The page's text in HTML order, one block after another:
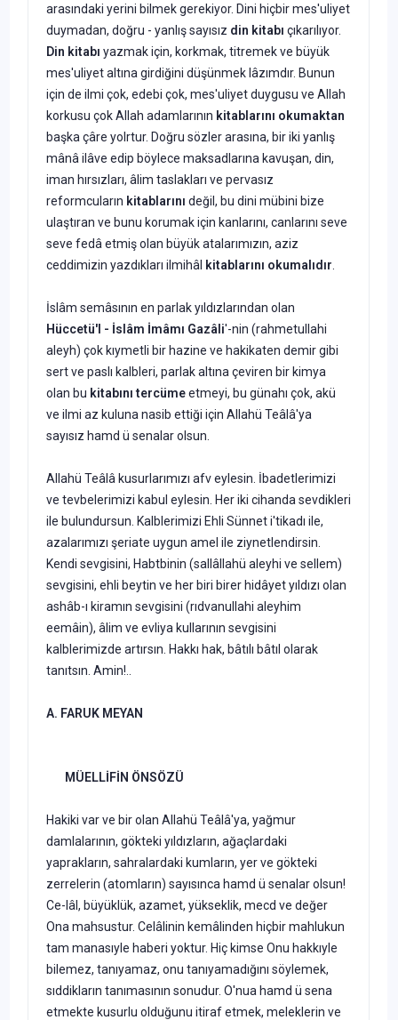
arasındaki yerini bilmek gerekiyor. Dini hiçbir mes'uliyet
duymadan, doğru - yanlış sayısız din kitabı çıkarılıyor.
Din kitabı yazmak için, korkmak, titremek ve büyük
mes'uliyet altına girdiğini düşünmek lâzımdır. Bunun
için de ilmi çok, edebi çok, mes'uliyet duygusu ve Allah
korkusu çok Allah adamlarının kitablarını okumaktan
başka çâre yolrtur. Doğru sözler arasına, bir iki yanlış
mânâ ilâve edip böylece maksadlarına kavuşan, din,
iman hırsızları, âlim taslakları ve pervasız
reformcuların ki­tablarını değil, bu dini mübini bize
ulaştıran ve bunu korumak için kanlarını, canlarını seve
seve fedâ etmiş olan büyük atalarımızın, aziz
ceddimizin yazdıkları ilmihâl kitab­larını okumalıdır
İslâm semâsının en parlak yıldızlarından olan
Hüccetü'l - İslâm İmâmı Gazâli'-nin (rahmetullahi
aleyh) çok kıymetli bir hazine ve hakikaten demir gibi
sert ve paslı kalbleri, parlak altına çeviren bir kimya
olan bu kitabını tercümeetmeyi, bu günahı çok, akü
ve ilmi az kuluna nasib ettiği için Allahü Teâlâ'ya
sayısız hamd ü senalar olsun.
Allahü Teâlâ kusurlarımızı afv eylesin. İbadetlerimizi
ve tevbelerimizi kabul ey­lesin. Her iki cihanda sevdikleri
ile bulundursun. Kalblerimizi Ehli Sünnet i'tikadı ile,
azalarımızı şeriate uygun amel ile ziynetlendirsin.
Kendi sevgisini, Habtbinin (sallâllahü aleyhi ve sellem)
sevgisini, ehli beytin ve her biri birer hidâyet yıldızı olan
ashâb-ı kiramın sevgisini (rıdvanullahi aleyhim
eemâin), âlim ve evliya kullarının sevgisini
kalblerimizde artırsın. Hakkı hak, bâtılı bâtıl olarak
tanıtsın. Amin!..
A. FARUK MEYAN
MÜELLİFİN ÖNSÖZÜ
Hakiki var ve bir olan Allahü Teâlâ'ya, yağmur
damlalarının, gök­teki yıldızların, ağaçlardaki
yaprakların, sahralardaki kumların, yer ve gökteki
zerrelerin (atomların) sayısınca hamd ü senalar olsun!
Ce-lâl, büyüklük, azamet, yükseklik, mecd ve değer
Ona mahsustur. Celâ­linin kemâlinden hiçbir mahlukun
tam manasıyle haberi yoktur. Hiç kimse Onu hakkıyle
bilemez, tanıyamaz, onu tanıyamadığını söyle­mek,
sıddikların tanımasının sonudur. O'nua hamd ü sena
etmekte ku­surlu olduğunu itiraf etmek, meleklerin ve